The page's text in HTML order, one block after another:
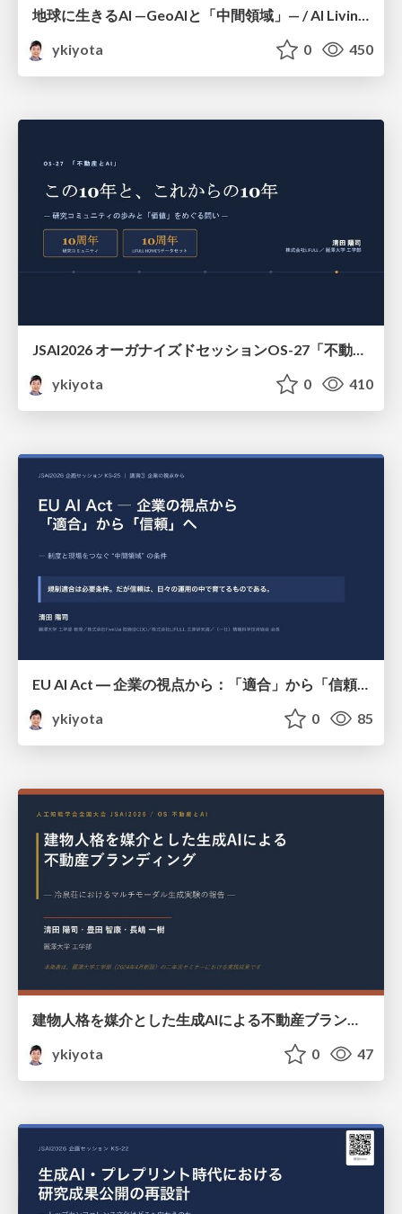
ykiyota
0 450
JSAI2026 オーガナイズドセッションOS-27「不動産とAI」趣旨説明 / JSAI2026 Organized Session OS-27 “Real Estate and AI”: Statement of Purpose
ykiyota
0 410
EU AI Act ― 企業の視点から：「適合」から「信頼」へ ― 制度と現場をつなぐ“中間領域” の条件 / The EU AI Act — From a Corporate Perspective: From “Compliance” to “Trust” — Conditions for the “Intermediate Layer” Bridging Regulation and Practice
ykiyota
0 85
建物人格を媒介とした生成AIによる不動産ブランディング -冷泉荘におけるマルチモーダル生成実験の報告 - / Real estate branding using generative AI mediated by building personas: a report on a multimodal generative experiment at Reizensou
ykiyota
0 47